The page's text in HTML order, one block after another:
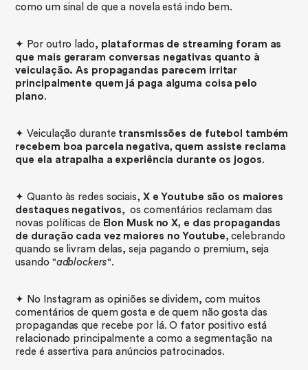
como um sinal de que a novela está indo bem.
✦ Por outro lado, plataformas de streaming foram as
que mais geraram conversas negativas quanto à
veiculação. As propagandas parecem irritar
principalmente quem já paga alguma coisa pelo
plano.
✦ Veiculação durante transmissões de futebol também
recebem boa parcela negativa, quem assiste reclama
que ela atrapalha a experiência durante os jogos.
✦ Quanto às redes sociais, X e Youtube são os maiores
destaques negativos, os comentários reclamam das
novas políticas de Elon Musk no X, e das propagandas
de duração cada vez maiores no Youtube, celebrando
quando se livram delas, seja pagando o premium, seja
usando "adblockers".
✦ No Instagram as opiniões se dividem, com muitos
comentários de quem gosta e de quem não gosta das
propagandas que recebe por lá. O fator positivo está
relacionado principalmente a como a segmentação na
rede é assertiva para anúncios patrocinados.